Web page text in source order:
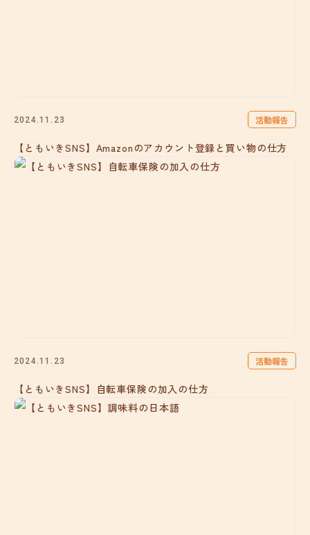
2024.11.23 活動報告
【ともいきSNS】Amazonのアカウント登録と買い物の仕方
2024.11.23 活動報告
【ともいきSNS】自転車保険の加入の仕方